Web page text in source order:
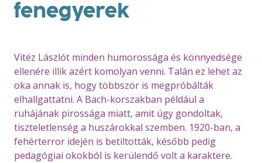
fenegyerek
Vitéz Lászlót minden humorossága és könnyedsége
ellenére illik azért komolyan venni. Talán ez lehet az
oka annak is, hogy többször is megpróbálták
elhallgattatni. A Bach-korszakban például a
ruhájának pirossága miatt, amit úgy gondoltak,
tiszteletlenség a huszárokkal szemben. 1920-ban, a
fehérterror idején is betiltották, később pedig
pedagógiai okokból is kerülendő volt a karaktere.